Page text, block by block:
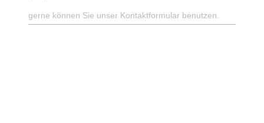
gerne können Sie unser Kontaktformular benutzen.